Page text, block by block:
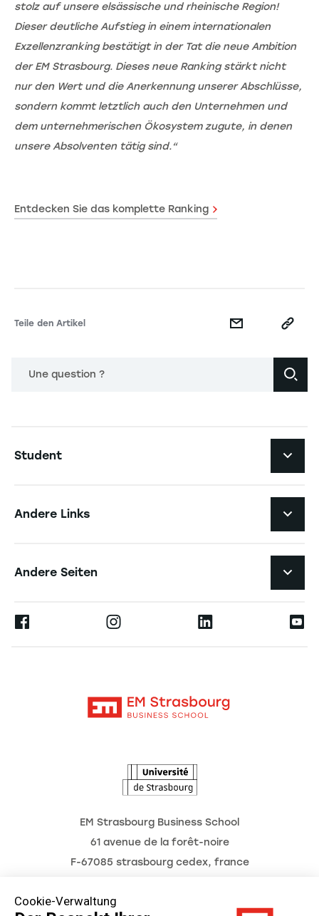
Cookie-Verwaltung
stolz auf unsere elsässische und rheinische Region!
Dieser deutliche Aufstieg in einem internationalen
Exzellenzranking bestätigt in der Tat die neue Ambition
der EM Strasbourg. Dieses neue Ranking stärkt nicht
nur den Wert und die Anerkennung unserer Abschlüsse,
sondern kommt letztlich auch den Unternehmen und
dem unternehmerischen Ökosystem zugute, in denen
unsere Absolventen tätig sind.“
Entdecken Sie das komplette Ranking
Teile den Artikel
Une question ?
Student
Forschung
Andere Links
Andere Seiten
Ernest
EM Strasbourg Business School
61 avenue de la forêt-noire
F-67085 strasbourg cedex, france